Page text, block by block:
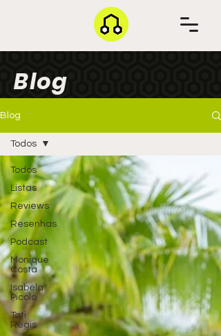
Blog
Blog
Todos
Listas
Reviews
Resenhas
Podcast
Monique
Costa
Isabela
Picolo
Tati
Regis
Todos